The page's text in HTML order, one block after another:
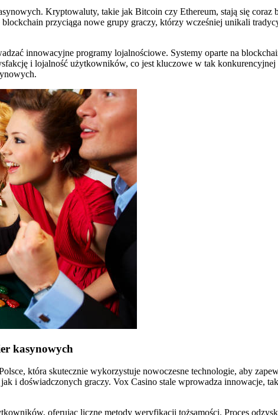
Kryptowaluty, takie jak Bitcoin czy Ethereum, stają się
przyciąga nowe grupy graczy, którzy wcześniej unikali
innowacyjne programy lojalnościowe. Systemy oparte na
i lojalność użytkowników, co jest kluczowe w tak
kasynowych
która skutecznie wykorzystuje nowoczesne technologie, aby
i doświadczonych graczy. Vox Casino stale wprowadza innowacje,
oferując liczne metody weryfikacji tożsamości. Proces